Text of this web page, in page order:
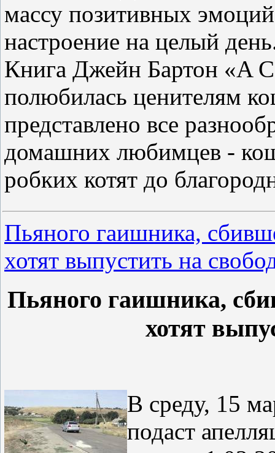
массу позитивных
настроение на целый
Книга Джейн Бартон «A
полюбилась ценителям
представлено все
домашних любимцев -
робких котят до
Пьяного гаишника,
хотят выпустить на
Пьяного гаишника,
хотят
В среду, 15
подаст